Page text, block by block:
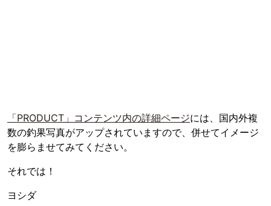
「PRODUCT」コンテンツ内の詳細ページには、国内外複
数の釣果写真がアップされていますので、併せてイメージ
を膨らませてみてください。
それでは！
ヨシダ